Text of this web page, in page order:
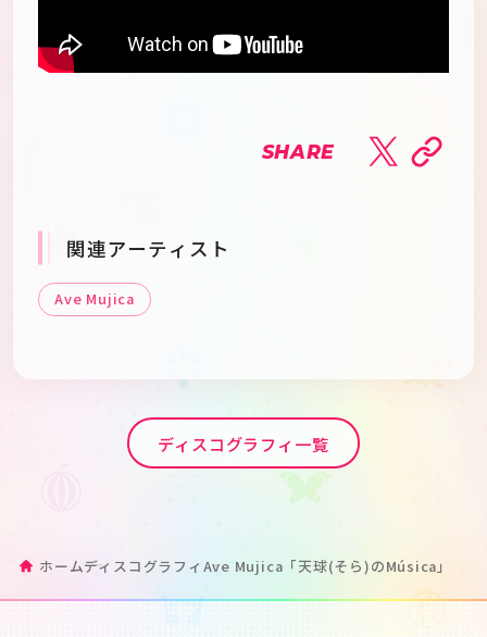
SHARE
関連アーティスト
Ave Mujica
ディスコグラフィ一覧
ホームディスコグラフィ Ave Mujica「天球(そら)のMúsica」